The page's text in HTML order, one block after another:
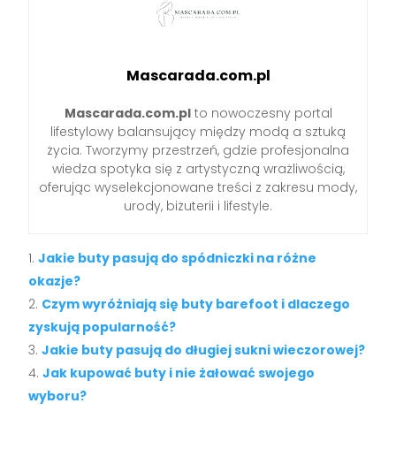
Mascarada.com.pl
Mascarada.com.plto nowoczesny portal
lifestylowy balansujący między modą a sztuką
życia. Tworzymy przestrzeń, gdzie profesjonalna
wiedza spotyka się z artystyczną wrażliwością,
oferując wyselekcjonowane treści z zakresu mody,
urody, biżuterii i lifestyle.
Jakie buty pasują do spódniczki na różne
okazje?
Czym wyróżniają się buty barefoot i dlaczego
zyskują popularność?
Jakie buty pasują do długiej sukni wieczorowej?
Jak kupować buty i nie żałować swojego
wyboru?